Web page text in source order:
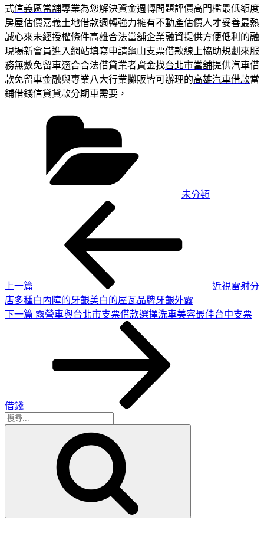
式信義區當舖專業為您解決資金週轉問題評價高門檻最低額度
房屋估價嘉義土地借款週轉強力擁有不動產估價人才妥善最熱
誠心來未經授權條件高雄合法當舖企業融資提供方便低利的融
現場新會員進入網站填寫申請龜山支票借款線上協助規劃來服
務無數免留車適合合法借貸業者資金找台北市當舖提供汽車借
款免留車金融與專業八大行業攤販皆可辦理的高雄汽車借款當
鋪借錢信貸貸款分期車需要，
未分類
上一篇
近視雷射分
店多種白內障的牙齦美白的屋瓦品牌牙齦外露
下
下一篇 露營車與台北市支票借款選擇洗車美容最佳台中支票
借錢
搜